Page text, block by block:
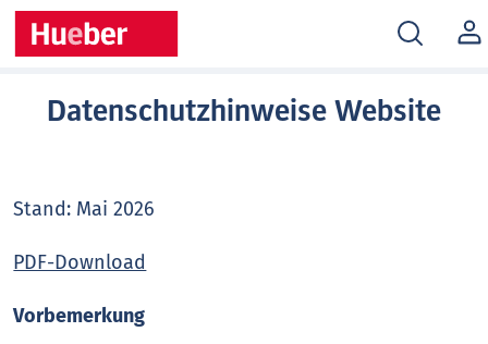
MEIN
Datenschutzhinweise Website
Stand: Mai 2026
PDF-Download
Vorbemerkung